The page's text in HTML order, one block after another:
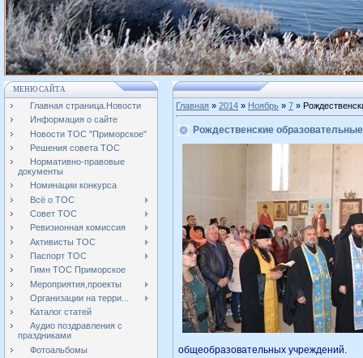
МЕНЮ САЙТА
Главная страница.Новости
Информация о сайте
Новости ТОС "Приморское"
Решения совета ТОС
Нормативно-правовые
документы
Номинации конкурса
Всё о ТОС
Совет ТОС
Ревизионная комиссия
Активисты ТОС
Паспорт ТОС
Гимн ТОС Приморское
Мероприятия,проекты
Организации на терри...
Каталог статей
Аудио поздравления с
праздниками
Фотоальбомы
Главная » 2014 » Ноябрь » 7 »
Рождественские
общеобразовательных учреждений.